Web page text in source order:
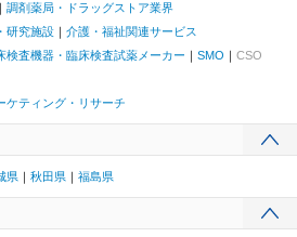
調剤薬局・ドラッグストア業界
研究施設
介護・福祉関連サービス
検査機器・臨床検査試薬メーカー SMO
CSO
ケティング・リサーチ
県 秋田県 福島県